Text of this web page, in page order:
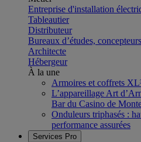
Entreprise d'installation
Tableautier
Distributeur
Bureaux d’études,
Architecte
Hébergeur
À la une
Armoires et coffrets
L’appareillage Art
Bar du Casino de
Onduleurs triphasés :
performance assurées
Services Pro